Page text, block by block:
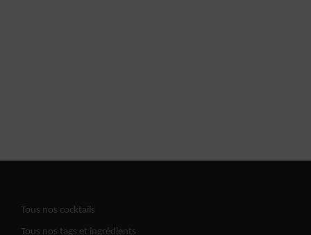
Tous nos cocktails
Tous nos tags et ingrédients